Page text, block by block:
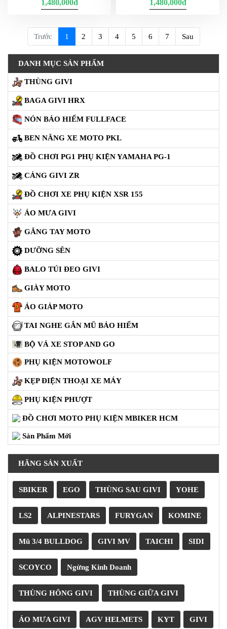
DANH MỤC SẢN PHẨM
THÙNG GIVI
BAGA GIVI HRX
NÓN BẢO HIỂM FULLFACE
BEN NÂNG XE MOTO PKL
ĐỒ CHƠI PG1 PHỤ KIỆN YAMAHA PG-1
CẢNG GIVI ZR
ĐỒ CHƠI XE PHỤ KIỆN XSR 155
ÁO MƯA GIVI
GĂNG TAY MOTO
DƯỠNG SÊN
BALO TÚI ĐEO GIVI
GIÀY MOTO
ÁO GIÁP MOTO
TAI NGHE GẮN MŨ BẢO HIỂM
BỘ VÁ XE STOP AND GO
PHỤ KIỆN MOTOWOLF
KẸP ĐIỆN THOẠI XE MÁY
PHỤ KIỆN PHƯỢT
ĐỒ CHƠI MOTO PHỤ KIỆN MBIKER HCM
Sản Phẩm Mới
HÃNG SẢN XUẤT
SBIKER EGO THÙNG SAU GIVI YOHE
LS2 ALPINESTARS FURYGAN KOMINE
Mũ 3/4 BULLDOG GIVI MV TAICHI SIDI
SCOYCO Ngừng Kinh Doanh
THÙNG HÔNG GIVI THÙNG GIỮA GIVI
ÁO MƯA GIVI AGV HELMETS KYT GIVI
1,480,000đ 1,480,000đ
Trước 1 (current)
2 3 4 5 6 7 Sau